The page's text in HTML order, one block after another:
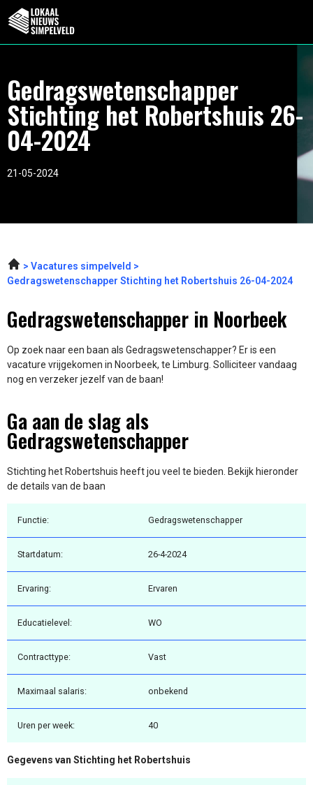
Gedragswetenschapper
Stichting het Robertshuis 26-
04-2024
21-05-2024
Vacatures simpelveld
Gedragswetenschapper Stichting het Robertshuis 26-04-2024
Gedragswetenschapper in Noorbeek
Op zoek naar een baan als Gedragswetenschapper? Er is een
vacature vrijgekomen in Noorbeek, te Limburg. Solliciteer vandaag
nog en verzeker jezelf van de baan!
Ga aan de slag als
Gedragswetenschapper
Stichting het Robertshuis heeft jou veel te bieden. Bekijk hieronder
de details van de baan
Functie: Gedragswetenschapper
Startdatum: 26-4-2024
Ervaring: Ervaren
Educatielevel: WO
Contracttype: Vast
Maximaal salaris: onbekend
Uren per week: 40
Gegevens van Stichting het Robertshuis